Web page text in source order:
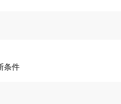
条件